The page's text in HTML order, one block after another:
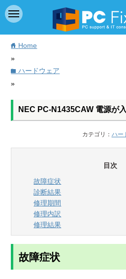
home Home
»
folderハードウェア
»
NEC PC-N1435CAW 電源が
カテゴリ： ハー
目次
故障症状
診断結果
修理期間
修理内訳
修理結果
故障症状